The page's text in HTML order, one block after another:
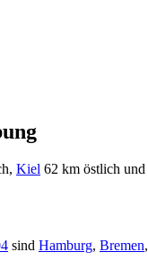
Kiel 62 km östlich und
sind Hamburg, Bremen,